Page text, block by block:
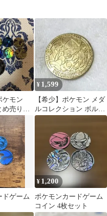
ケモン
め売り
¥ 1,599
【希少】ポケモン メダ
ルコレクション ボルケ
ニオン 金色 メタルコイ
ドゲーム
¥ 1,200
ポケモンカードゲーム
コイン 4枚セット